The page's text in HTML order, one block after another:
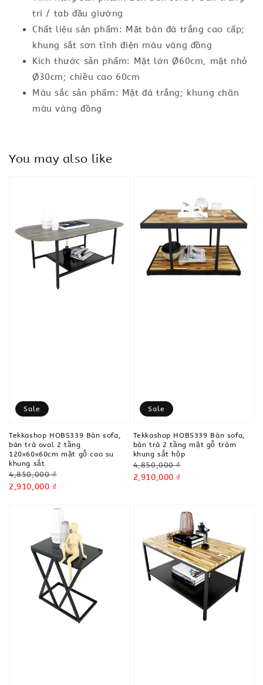
trí / tab đầu giường
Chất liệu sản phẩm: Mặt bàn đá trắng cao cấp;
khung sắt sơn tĩnh điện màu vàng đồng
Kích thước sản phẩm: Mặt lớn Ø60cm, mặt nhỏ
Ø30cm; chiều cao 60cm
Màu sắc sản phẩm: Mặt đá trắng; khung chân
màu vàng đồng
You may also like
Sale
Tekkashop HOBS339 Bàn sofa,
bàn trà oval 2 tầng
120x60x60cm mặt gỗ cao su
khung sắt
Regular
price
4,850,000 ₫
Sale
2,910,000 ₫
Sale
Tekkashop HOBS339 Bàn sofa,
bàn trà 2 tầng mặt gỗ tràm
khung sắt hộp
Regular
price
4,850,000 ₫
Sale
2,910,000 ₫